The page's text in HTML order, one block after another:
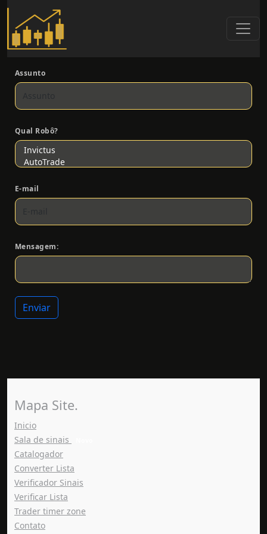
Assunto
Qual Robô?
E-mail
Mensagem:
Enviar
Mapa Site.
Inicio(current)
Sala de sinais
Catalogador
Converter Lista
Verificador Sinais
Verificar Lista
Trader timer zone
Contato